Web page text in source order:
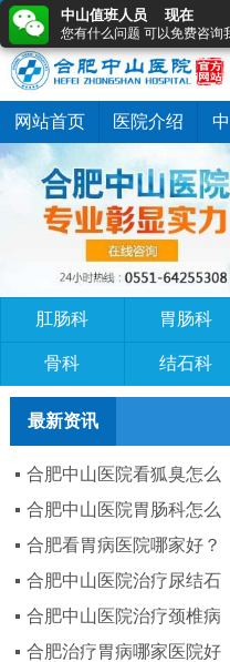
网站首页 医院介绍
肛肠科 胃肠科
骨科 结石科
最新资讯
合肥中山医院看狐臭怎么
合肥中山医院胃肠科怎么
合肥看胃病医院哪家好？
合肥中山医院治疗尿结石
合肥中山医院治疗颈椎病
合肥治疗胃病哪家医院好
0551-64255308
中山值班人员 现在
您有什么问题 可以免费咨询